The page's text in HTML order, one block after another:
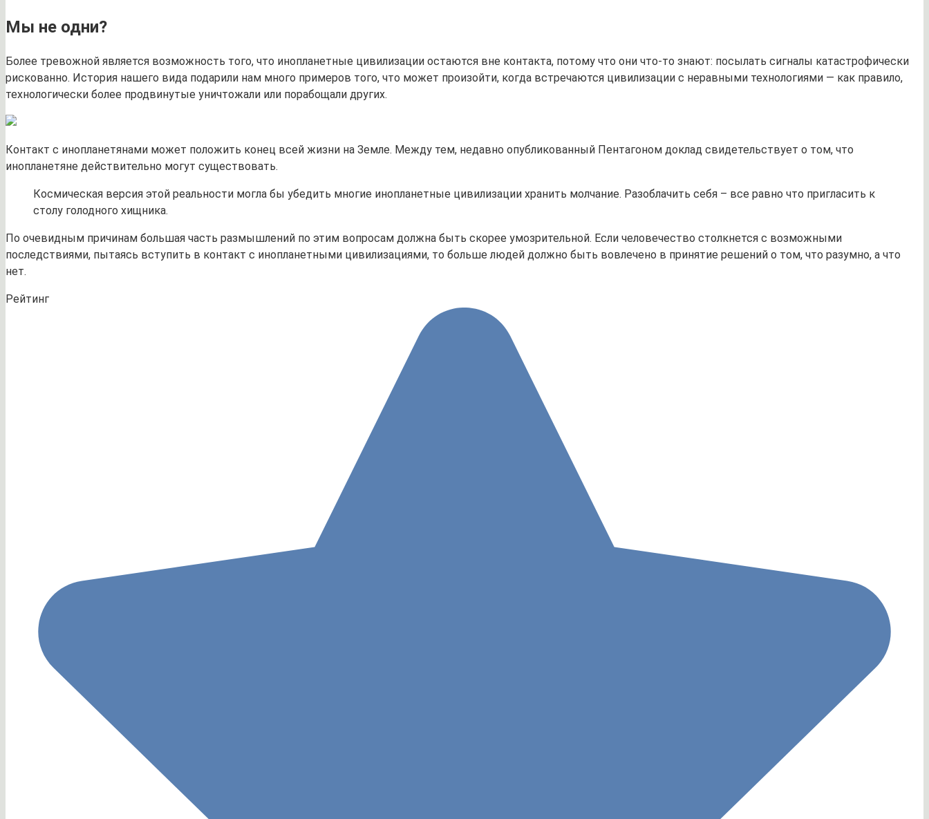
Мы не одни?
Более тревожной является возможность того, что инопланетные цивилизации остаются вне контакта, потому что они что-то знают: посылать сигналы катастрофически
рискованно. История нашего вида подарили нам много примеров того, что может произойти, когда встречаются цивилизации с неравными технологиями — как правило,
технологически более продвинутые уничтожали или порабощали других.
Контакт с инопланетянами может положить конец всей жизни на Земле. Между тем, недавно опубликованный Пентагоном доклад свидетельствует о том, что
инопланетяне действительно могут существовать.
Космическая версия этой реальности могла бы убедить многие инопланетные цивилизации хранить молчание. Разоблачить себя – все равно что пригласить к
столу голодного хищника.
По очевидным причинам большая часть размышлений по этим вопросам должна быть скорее умозрительной. Если человечество столкнется с возможными
последствиями, пытаясь вступить в контакт с инопланетными цивилизациями, то больше людей должно быть вовлечено в принятие решений о том, что разумно, а что
нет.
Рейтинг